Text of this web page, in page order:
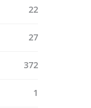
22
27
372
1